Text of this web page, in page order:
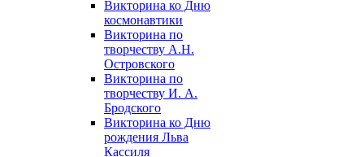
Викторина ко Дню
космонавтики
Викторина по
творчеству А.Н.
Островского
Викторина по
творчеству И. А.
Бродского
Викторина ко Дню
рождения Льва
Кассиля